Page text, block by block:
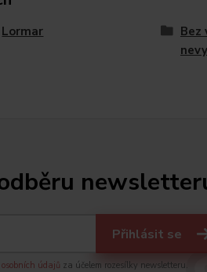
Lormar
Bez
Přihlásit se
údajů za účelem rozesílky newsletteru.